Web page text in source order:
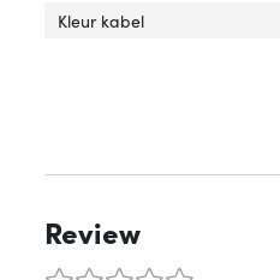
Kleur kabel
Review